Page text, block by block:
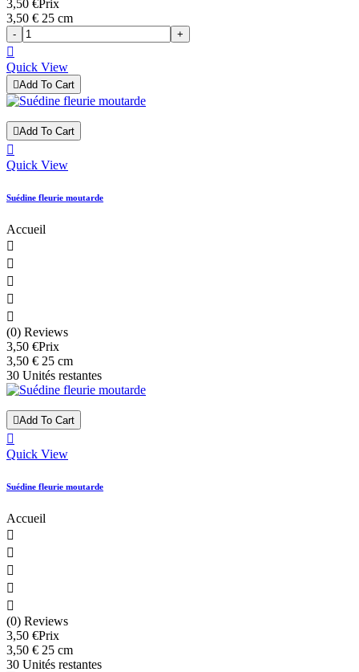
3,50 €Prix
3,50 € 25 cm
- +

Quick View
Add To Cart
Add To Cart

Quick View
Suédine fleurie moutarde
Accueil





(0) Reviews
3,50 €Prix
3,50 € 25 cm
30 Unités restantes
Add To Cart

Quick View
Suédine fleurie moutarde
Accueil





(0) Reviews
3,50 €Prix
3,50 € 25 cm
30 Unités restantes